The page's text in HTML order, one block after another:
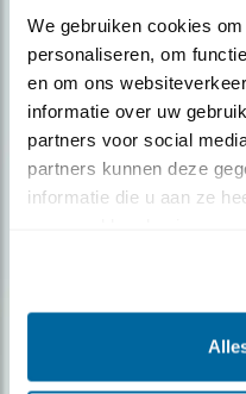
We gebruiken cookies
personaliseren, om
en om ons
informatie over uw
partners voor social
partners kunnen deze
informatie die u aan ze